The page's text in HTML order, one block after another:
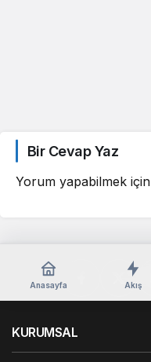
Bir Cevap Yaz
Yorum yapabilmek için
Anasayfa Akış
KURUMSAL